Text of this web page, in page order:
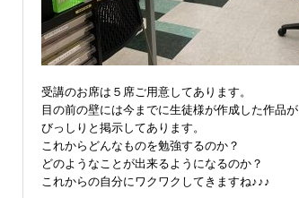
受講までの流れ
受講のお席は５席ご用意してあります。
目の前の壁には今までに生徒様が作成した作品が
びっしりと掲示してあります。
これからどんなものを勉強するのか？
どのようなことが出来るようになるのか？
これからの自分にワクワクしてきますね♪♪♪